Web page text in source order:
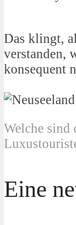
Das klingt,
verstanden,
konsequent
Welche sind
Eine